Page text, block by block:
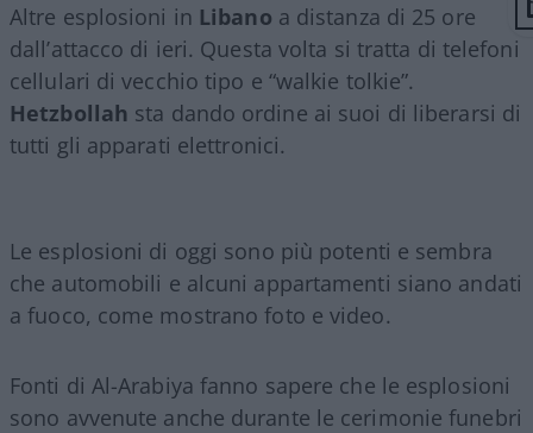
Altre esplosioni in Libano a distanza di 25 ore
dall’attacco di ieri. Questa volta si tratta di telefoni
cellulari di vecchio tipo e “walkie tolkie”.
Hetzbollah sta dando ordine ai suoi di liberarsi di
tutti gli apparati elettronici.
Le esplosioni di oggi sono più potenti e sembra
che automobili e alcuni appartamenti siano andati
a fuoco, come mostrano foto e video.
Fonti di Al-Arabiya fanno sapere che le esplosioni
sono avvenute anche durante le cerimonie funebri